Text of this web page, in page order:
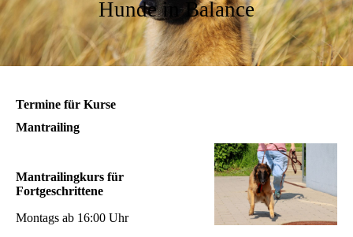
Hunde in Balance
Termine für Kurse
Mantrailing
Mantrailingkurs für
Fortgeschrittene
Montags ab 16:00 Uhr